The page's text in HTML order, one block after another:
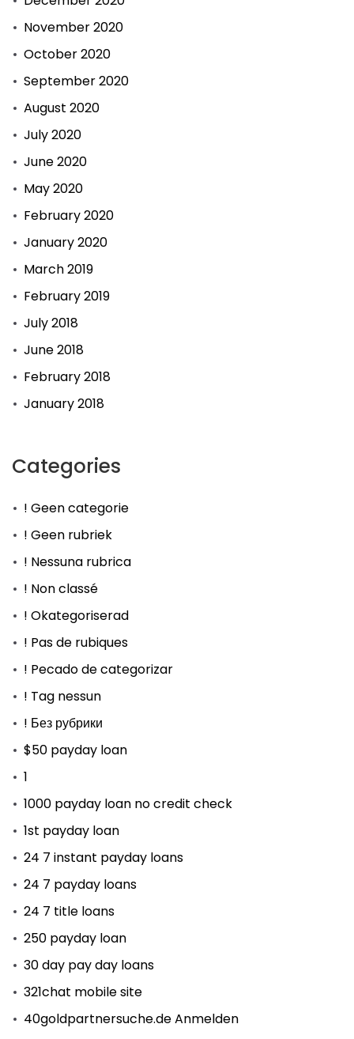
November 2020
October 2020
September 2020
August 2020
July 2020
June 2020
May 2020
February 2020
January 2020
March 2019
February 2019
July 2018
June 2018
February 2018
January 2018
Categories
! Geen categorie
! Geen rubriek
! Nessuna rubrica
! Non classé
! Okategoriserad
! Pas de rubiques
! Pecado de categorizar
! Tag nessun
! Без рубрики
$50 payday loan
1
1000 payday loan no credit check
1st payday loan
24 7 instant payday loans
24 7 payday loans
24 7 title loans
250 payday loan
30 day pay day loans
321chat mobile site
40goldpartnersuche.de Anmelden